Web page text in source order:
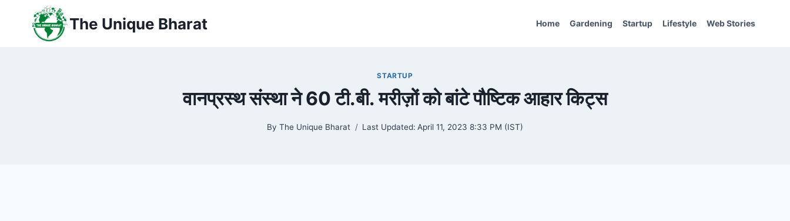
The Unique Bharat Home Gardening Startup Lifestyle Web Stories
STARTUP
वानप्रस्थ संस्था ने 60 टी.बी. मरीज़ों को बांटे पौष्टिक आहार किट्स
By The Unique Bharat Last Updated: April 11, 2023 8:33 PM (IST)